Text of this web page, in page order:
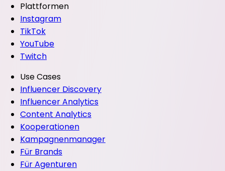
Plattformen
Instagram
TikTok
YouTube
Twitch
Use Cases
Influencer Discovery
Influencer Analytics
Content Analytics
Kooperationen
Kampagnenmanager
Für Brands
Für Agenturen